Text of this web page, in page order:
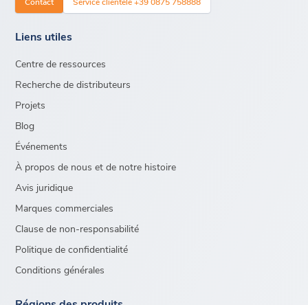
Liens utiles
Centre de ressources
Recherche de distributeurs
Projets
Blog
Événements
À propos de nous et de notre histoire
Avis juridique
Marques commerciales
Clause de non-responsabilité
Politique de confidentialité
Conditions générales